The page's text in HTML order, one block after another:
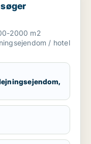
hotel til salg
2000 m2
/ hotel